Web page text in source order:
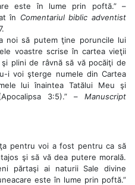
este în lume prin poftă.” –
în Comentariul biblic adventist
noi să putem ţine poruncile lui
voastre scrise în cartea vieţii
plini de râvnă să vă pocăiţi de
i voi şterge numele din Cartea
lui înaintea Tatălui Meu şi
3:5).” – Manuscript
pentru voi a fost pentru ca să
şi să vă dea putere morală.
părtaşi ai naturii Sale divine
este în lume prin poftă.”